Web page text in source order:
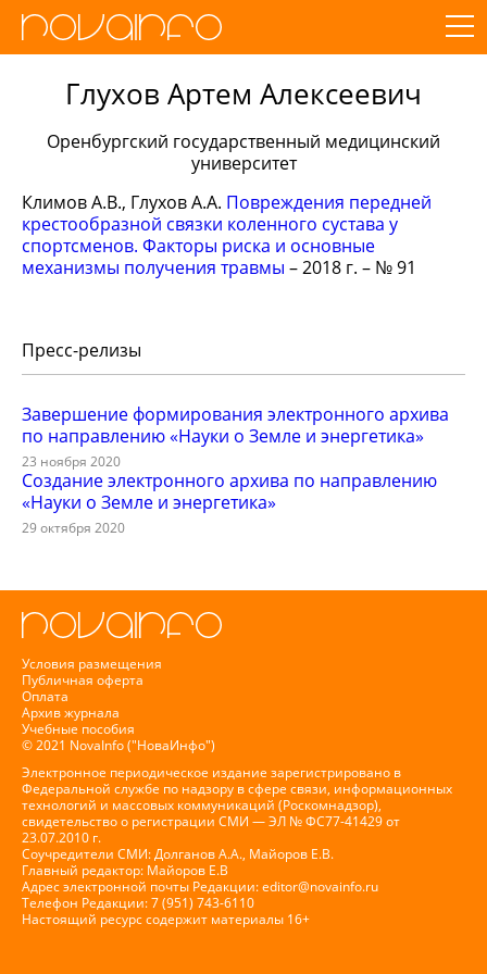
Глухов Артем Алексеевич
Оренбургский государственный медицинский
университет
Климов А.В., Глухов А.А. Повреждения передней
крестообразной связки коленного сустава у
спортсменов. Факторы риска и основные
механизмы получения травмы – 2018 г. – № 91
Пресс-релизы
Завершение формирования электронного архива
по направлению «Науки о Земле и энергетика»
23 ноября 2020
Создание электронного архива по направлению
«Науки о Земле и энергетика»
29 октября 2020
Условия размещения
Публичная оферта
Оплата
Архив журнала
Учебные пособия
© 2021 NovaInfo ("НоваИнфо")
Электронное периодическое издание зарегистрировано в
Федеральной службе по надзору в сфере связи, информационных
технологий и массовых коммуникаций (Роскомнадзор),
свидетельство о регистрации СМИ — ЭЛ № ФС77-41429 от
23.07.2010 г.
Соучредители СМИ: Долганов А.А., Майоров Е.В.
Главный редактор: Майоров Е.В
Адрес электронной почты Редакции:editor@novainfo.ru
Телефон Редакции: 7 (951) 743-6110
Настоящий ресурс содержит материалы 16+